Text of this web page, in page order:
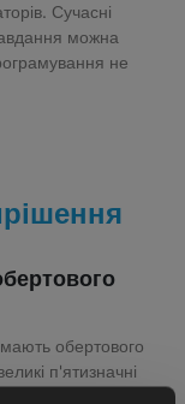
Сучасні
можна
не
обертового
п'ятизначні